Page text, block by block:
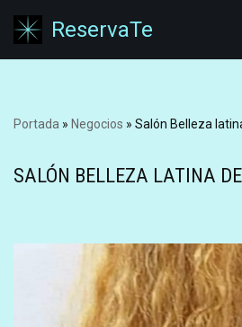
Saltar
ReservaTe
Portada » Negocios » Salón Belleza
SALÓN BELLEZA LATINA